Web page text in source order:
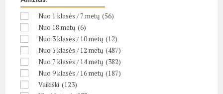
Nuo 1 klasės / 7 metų (56)
Nuo 18 metų (6)
Nuo 3 klasės / 10 metų (12)
Nuo 5 klasės / 12 metų (487)
Nuo 7 klasės / 14 metų (382)
Nuo 9 klasės / 16 metų (187)
Vaikiški (123)